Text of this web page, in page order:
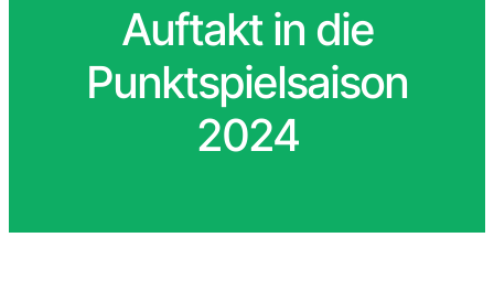
Auftakt in die
Punktspielsaison
2024